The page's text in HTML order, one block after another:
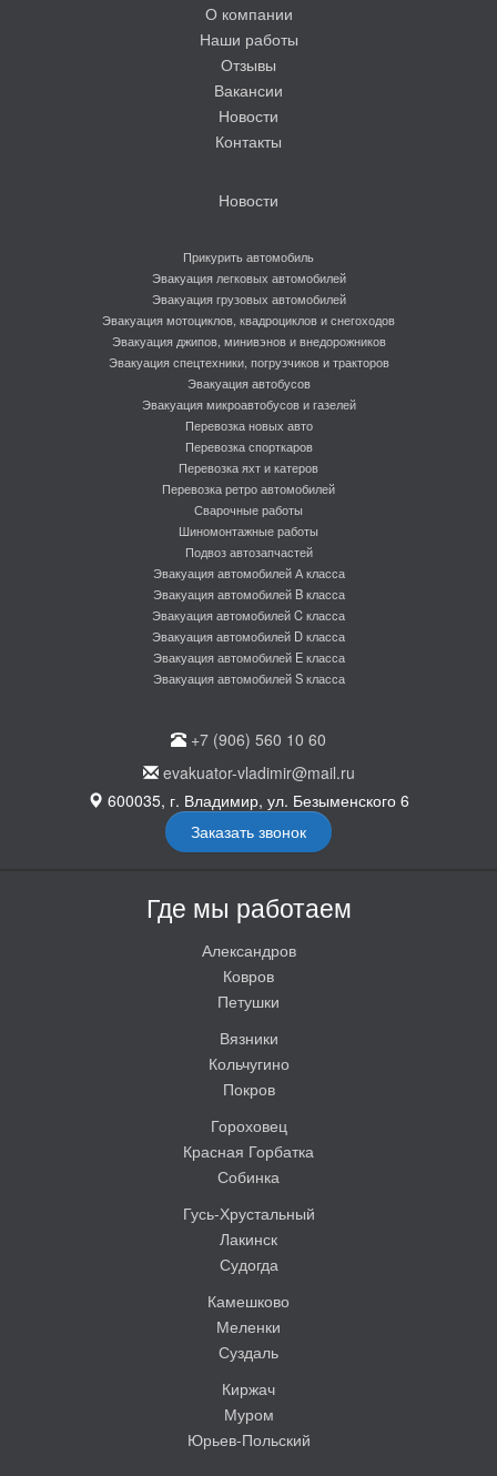
О компании
Наши работы
Отзывы
Вакансии
Новости
Контакты
Новости
Прикурить автомобиль
Эвакуация легковых автомобилей
Эвакуация грузовых автомобилей
Эвакуация мотоциклов, квадроциклов и снегоходов
Эвакуация джипов, минивэнов и внедорожников
Эвакуация спецтехники, погрузчиков и тракторов
Эвакуация автобусов
Эвакуация микроавтобусов и газелей
Перевозка новых авто
Перевозка спорткаров
Перевозка яхт и катеров
Перевозка ретро автомобилей
Сварочные работы
Шиномонтажные работы
Подвоз автозапчастей
Эвакуация автомобилей А класса
Эвакуация автомобилей B класса
Эвакуация автомобилей C класса
Эвакуация автомобилей D класса
Эвакуация автомобилей E класса
Эвакуация автомобилей S класса
+7 (906) 560 10 60
evakuator-vladimir@mail.ru
600035, г. Владимир, ул. Безыменского 6
Заказать звонок
Где мы работаем
Александров
Ковров
Петушки
Вязники
Кольчугино
Покров
Гороховец
Красная Горбатка
Собинка
Гусь-Хрустальный
Лакинск
Судогда
Камешково
Меленки
Суздаль
Киржач
Муром
Юрьев-Польский